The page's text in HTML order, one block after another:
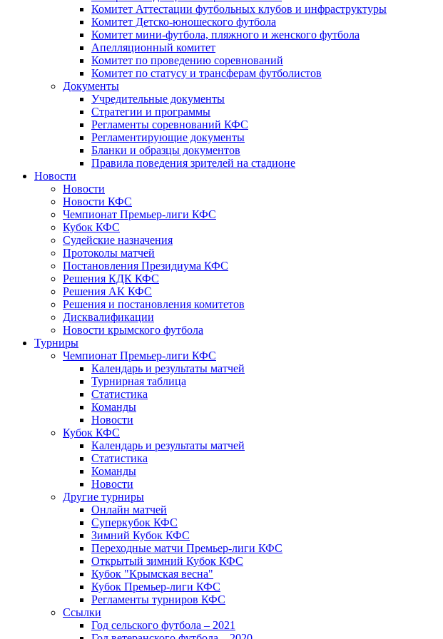
Комитет Аттестации футбольных клубов и инфраструктуры
Комитет Детско-юношеского футбола
Комитет мини-футбола, пляжного и женского футбола
Апелляционный комитет
Комитет по проведению соревнований
Комитет по статусу и трансферам футболистов
Документы
Учредительные документы
Стратегии и программы
Регламенты соревнований КФС
Регламентирующие документы
Бланки и образцы документов
Правила поведения зрителей на стадионе
Новости
Новости
Новости КФС
Чемпионат Премьер-лиги КФС
Кубок КФС
Судейские назначения
Протоколы матчей
Постановления Президиума КФС
Решения КДК КФС
Решения АК КФС
Решения и постановления комитетов
Дисквалификации
Новости крымского футбола
Турниры
Чемпионат Премьер-лиги КФС
Календарь и результаты матчей
Турнирная таблица
Статистика
Команды
Новости
Кубок КФС
Календарь и результаты матчей
Статистика
Команды
Новости
Другие турниры
Онлайн матчей
Суперкубок КФС
Зимний Кубок КФС
Переходные матчи Премьер-лиги КФС
Открытый зимний Кубок КФС
Кубок "Крымская весна"
Кубок Премьер-лиги КФС
Регламенты турниров КФС
Ссылки
Год сельского футбола – 2021